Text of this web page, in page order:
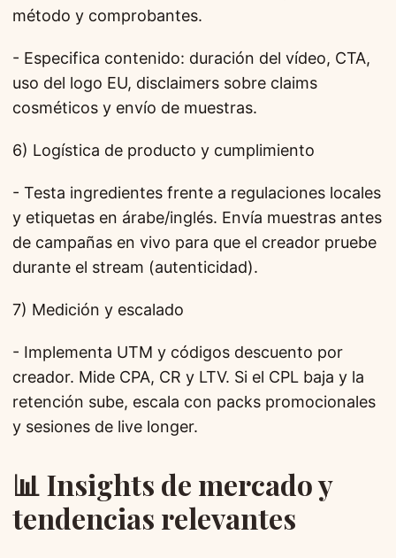
método y comprobantes.
- Especifica contenido: duración del vídeo, CTA,
uso del logo EU, disclaimers sobre claims
cosméticos y envío de muestras.
6) Logística de producto y cumplimiento
- Testa ingredientes frente a regulaciones locales
y etiquetas en árabe/inglés. Envía muestras antes
de campañas en vivo para que el creador pruebe
durante el stream (autenticidad).
7) Medición y escalado
- Implementa UTM y códigos descuento por
creador. Mide CPA, CR y LTV. Si el CPL baja y la
retención sube, escala con packs promocionales
y sesiones de live longer.
📊 Insights de mercado y
tendencias relevantes